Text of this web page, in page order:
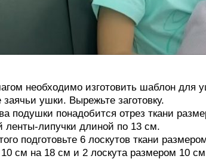
необходимо изготовить шаблон для
заячьи ушки. Вырежьте заготовку.
подушки понадобится отрез ткани
ленты-липучки длиной по 13 см.
подготовьте 6 лоскутов ткани
см на 18 см и 2 лоскута размером 10